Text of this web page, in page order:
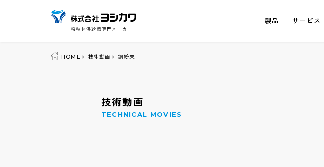
粉粒体供給機専門メーカー
製品 サービス
HOME 技術動画 銅紛末
技術動画
TECHNICAL MOVIES